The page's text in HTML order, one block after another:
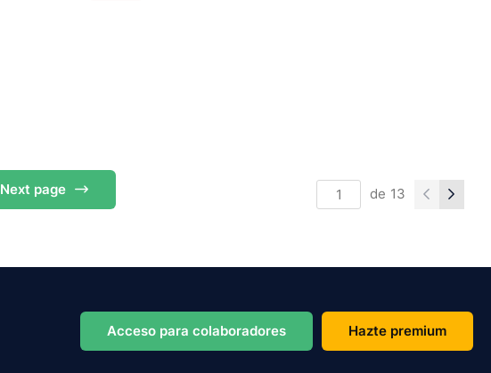
Next page de 13
Acceso para colaboradores Hazte premium